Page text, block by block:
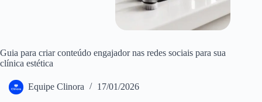
Guia para criar conteúdo engajador nas redes sociais para sua
clínica estética
Equipe Clinora 17/01/2026